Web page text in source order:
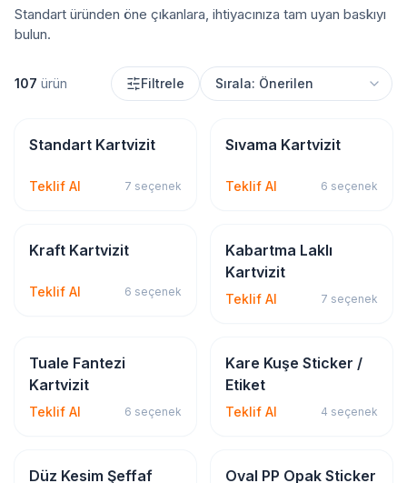
Standart üründen öne çıkanlara, ihtiyacınıza tam uyan baskıyı
bulun.
107 ürün Filtrele
Kartvizit
Standart Kartvizit
Teklif Al 7 seçenek
Kartvizit
Sıvama Kartvizit
Teklif Al 6 seçenek
Kartvizit
Kraft Kartvizit
Teklif Al 6 seçenek
Kartvizit
Kabartma Laklı
Kartvizit
Teklif Al 7 seçenek
Kartvizit
Tuale Fantezi
Kartvizit
Teklif Al 6 seçenek
Sticker & Etiket
Kare Kuşe Sticker /
Etiket
Teklif Al 4 seçenek
Sticker & Etiket
Düz Kesim Şeffaf
Sticker & Etiket
Oval PP Opak Sticker